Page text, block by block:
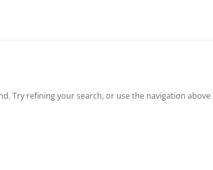
Try refining your search, or use the navigation above